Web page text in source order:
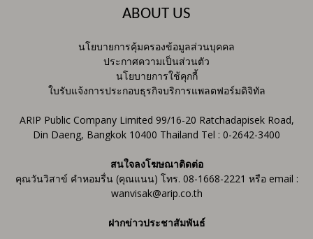
ABOUT US
นโยบายการคุ้มครองข้อมูลส่วนบุคคล
ประกาศความเป็นส่วนตัว
นโยบายการใช้คุกกี้
ใบรับแจ้งการประกอบธุรกิจบริการแพลตฟอร์มดิจิทัล
ARIP Public Company Limited 99/16-20 Ratchadapisek Road,
Din Daeng, Bangkok 10400 Thailand Tel : 0-2642-3400
สนใจลงโฆษณาติดต่อ
คุณวันวิสาข์ คำหอมรื่น (คุณแนน) โทร. 08-1668-2221 หรือ email :
wanvisak@arip.co.th
ฝากข่าวประชาสัมพันธ์